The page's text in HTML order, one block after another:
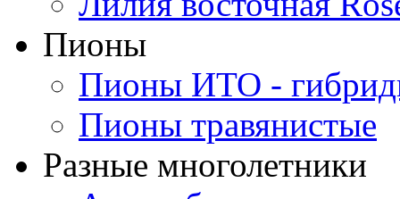
Пионы
Пионы ИТО -
Пионы травянистые
Разные многолетники